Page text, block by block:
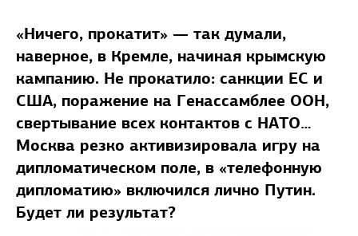
«Ничего, прокатит» — так думали,
наверное, в Кремле, начиная крымскую
кампанию. Не прокатило: санкции ЕС и
США, поражение на Генассамблее ООН,
свертывание всех контактов с НАТО…
Москва резко активизировала игру на
дипломатическом поле, в «телефонную
дипломатию» включился лично Путин.
Будет ли результат?